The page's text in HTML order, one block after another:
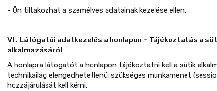
- Ön tiltakozhat a személyes adatainak kezelése ellen.
VII. Látógatói adatkezelés a honlapon – Tájékoztatás a
alkalmazásáról
A honlapra látogatót a honlapon tájékoztatni kell a sütik
technikailag elengedhetetlenül szükséges munkamenet
hozzájárulását kell kérni.